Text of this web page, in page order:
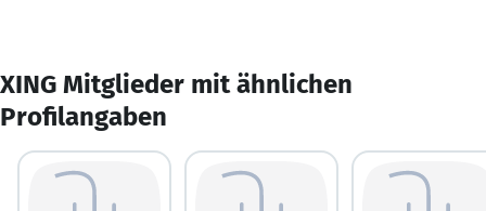
XING Mitglieder mit ähnlichen
Profilangaben